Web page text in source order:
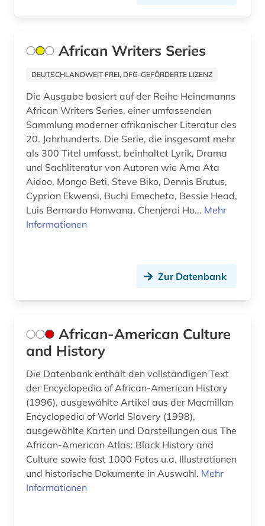
geschichte 1500-1900 (1)
geschichte 1500-1926 (1)
geschichte 1574-1739 (1)
geschichte 1600-1900 (2)
geschichte 1641-1700 (1)
geschichte 1650 (1)
geschichte 1650-1850 (1)
geschichte 1700-1800 (1)
geschichte 1714-1915 (1)
geschichte 1755-1773 (1)
geschichte 1760-1900 (3)
geschichte 1782-1903 (1)
African Writers Series
DEUTSCHLANDWEIT FREI, DFG-GEFÖRDERTE LIZENZ
Die Ausgabe basiert auf der Reihe Heinemanns
African Writers Series, einer umfassenden
Sammlung moderner afrikanischer Literatur des
20. Jahrhunderts. Die Serie, die insgesamt mehr
als 300 Titel umfasst, beinhaltet Lyrik, Drama
und Sachliteratur von Autoren wie Ama Ata
Aidoo, Mongo Beti, Steve Biko, Dennis Brutus,
Cyprian Ekwensi, Buchi Emecheta, Bessie Head,
Luis Bernardo Honwana, Chenjerai Ho... Mehr
Informationen
Zur Datenbank
African-American Culture
and History
Die Datenbank enthält den vollständigen Text
der Encyclopedia of African-American History
(1996), ausgewählte Artikel aus der Macmillan
Encyclopedia of World Slavery (1998),
ausgewählte Karten und Darstellungen aus The
African-American Atlas: Black History and
Culture sowie fast 1000 Fotos u.a. Illustrationen
und historische Dokumente in Auswahl. Mehr
Informationen